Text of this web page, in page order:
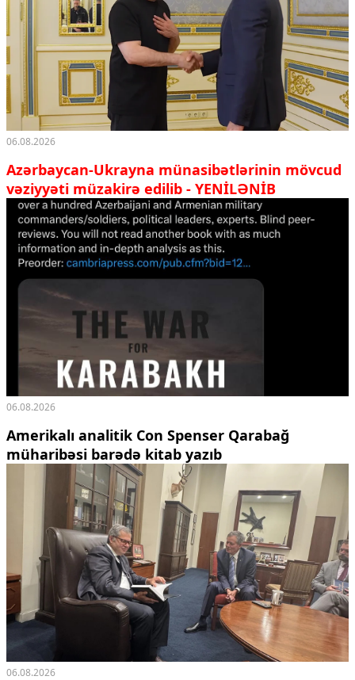
06.08.2026
Azərbaycan-Ukrayna münasibətlərinin mövcud
vəziyyəti müzakirə edilib - YENİLƏNİB
06.08.2026
Amerikalı analitik Con Spenser Qarabağ
müharibəsi barədə kitab yazıb
06.08.2026